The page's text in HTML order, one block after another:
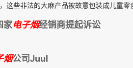
这些非法的大麻产品被故意包装成儿童零
家电子烟经销商提起诉讼
烟公司Juul